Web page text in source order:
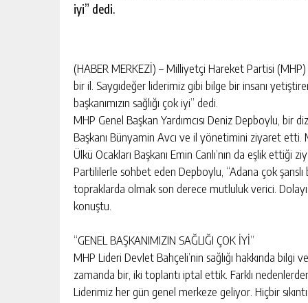
iyi” dedi.
(HABER MERKEZİ) – Milliyetçi Hareket Partisi (MHP)
bir il. Saygıdeğer liderimiz gibi bilge bir insanı
başkanımızın sağlığı çok iyi” dedi.
MHP Genel Başkan Yardımcısı Deniz Depboylu, bir
Başkanı Bünyamin Avcı ve il yönetimini ziyaret
Ülkü Ocakları Başkanı Emin Canlı’nın da eşlik ettiği
Partililerle sohbet eden Depboylu, “Adana çok
topraklarda olmak son derece mutluluk verici.
konuştu.
“GENEL BAŞKANIMIZIN SAĞLIĞI ÇOK İYİ”
MHP Lideri Devlet Bahçeli’nin sağlığı hakkında bilgi
zamanda bir, iki toplantı iptal ettik. Farklı
Liderimiz her gün genel merkeze geliyor. Hiçbir